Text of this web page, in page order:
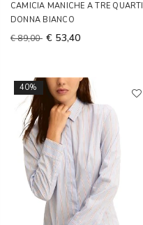
CAMICIA MANICHE A TRE QUARTI
DONNA BIANCO
€ 89,00 € 53,40
40%